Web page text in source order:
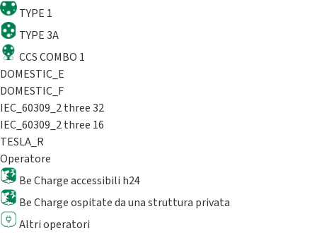
TYPE 1
TYPE 3A
CCS COMBO 1
DOMESTIC_E
DOMESTIC_F
IEC_60309_2 three 32
IEC_60309_2 three 16
TESLA_R
Operatore
Be Charge accessibili h24
Be Charge ospitate da una struttura privata
Altri operatori